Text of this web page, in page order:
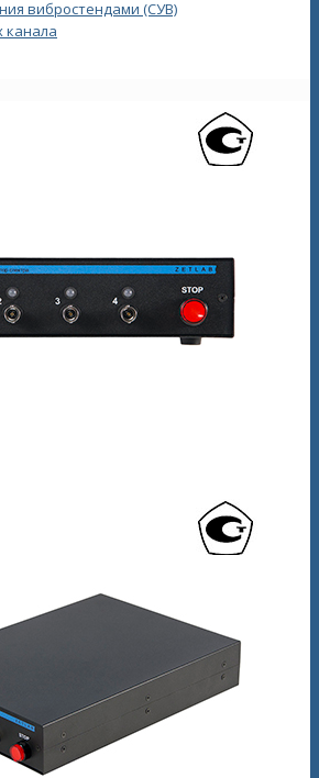
вибростендами (СУВ)
канала